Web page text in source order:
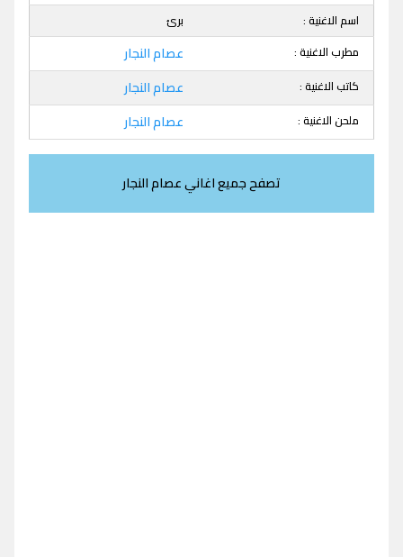
اسم الاغنية :
برئ
مطرب الاغنية :
عصام النجار
كاتب الاغنية : عصام النجار
ملحن الاغنية : عصام النجار
تصفح جميع اغاني عصام النجار